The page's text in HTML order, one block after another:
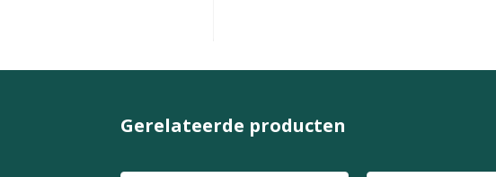
Gerelateerde producten